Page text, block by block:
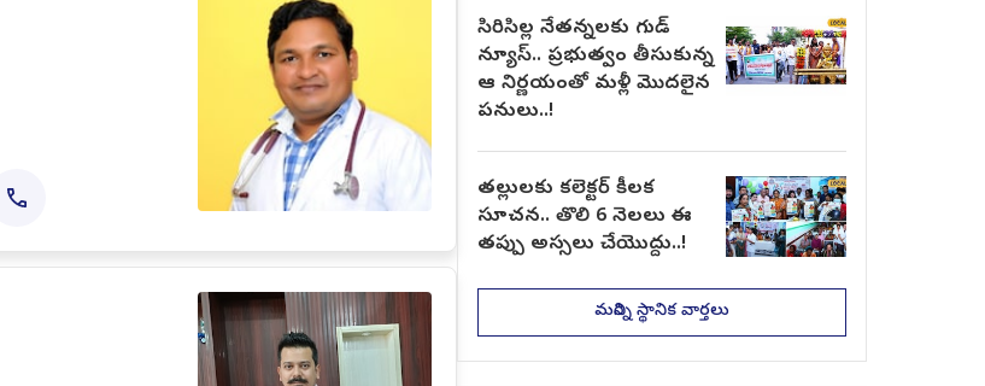
సిరిసిల్ల నేతన్నలకు గుడ్
న్యూస్.. ప్రభుత్వం తీసుకున్న
ఆ నిర్ణయంతో మళ్లీ మొదలైన
పనులు..!
తల్లులకు కలెక్టర్ కీలక
సూచన.. తొలి 6 నెలలు ఈ
తప్పు అస్సలు చేయొద్దు..!
మరిన్ని స్థానిక వార్తలు